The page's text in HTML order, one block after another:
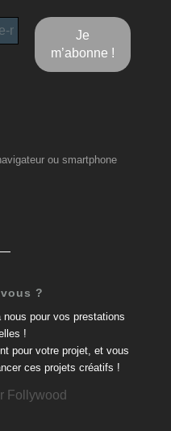
ou smartphone
?
pour vos prestations
!
pour votre projet, et vous
ces projets créatifs !
Follywood